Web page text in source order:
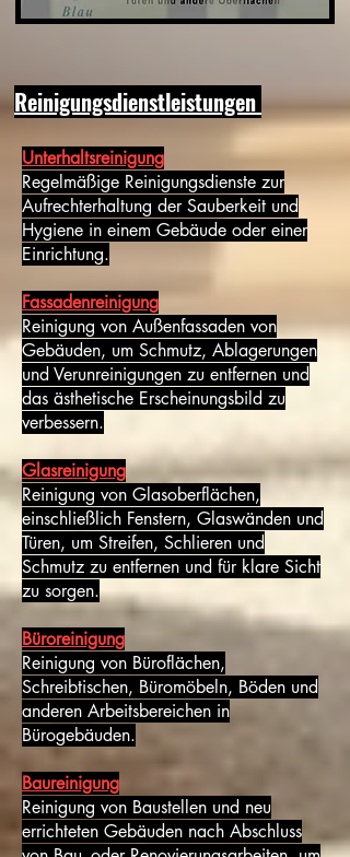
Reinigungsdienstleistungen
Unterhaltsreinigung
Regelmäßige Reinigungsdienste zur
Aufrechterhaltung der Sauberkeit und
Hygiene in einem Gebäude oder einer
Einrichtung.
Fassadenreinigung
Reinigung von Außenfassaden von
Gebäuden, um Schmutz, Ablagerungen
und Verunreinigungen zu entfernen und
das ästhetische Erscheinungsbild zu
verbessern.
Glasreinigung
Reinigung von Glasoberflächen,
einschließlich Fenstern, Glaswänden und
Türen, um Streifen, Schlieren und
Schmutz zu entfernen und für klare Sicht
zu sorgen.
Büroreinigung
Reinigung von Büroflächen,
Schreibtischen, Büromöbeln, Böden und
anderen Arbeitsbereichen in
Bürogebäuden.
Baureinigung
Reinigung von Baustellen und neu
errichteten Gebäuden nach Abschluss